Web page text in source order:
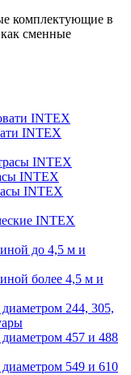
комплектующие в
сменные
INTEX
INTEX
INTEX
INTEX
INTEX
INTEX
до 4,5 м и
более 4,5 м и
244, 305,
457 и 488
549 и 610